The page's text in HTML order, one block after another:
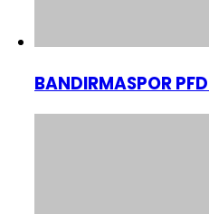
BANDIRMASPOR